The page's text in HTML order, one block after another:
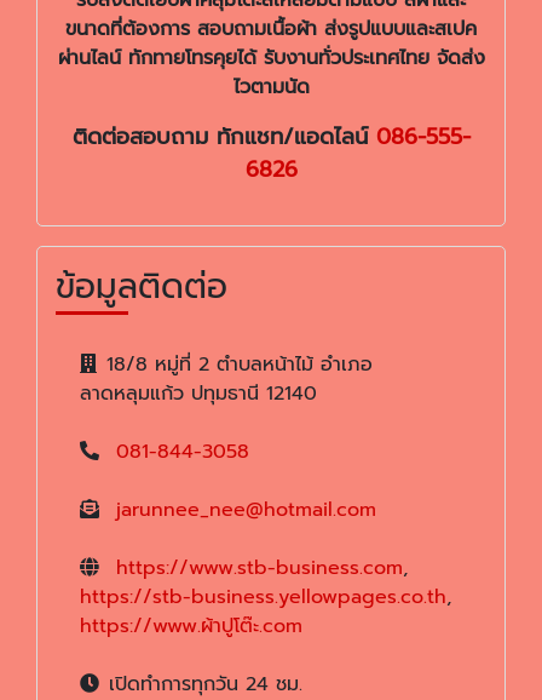
ขนาดที่ต้องการ สอบถามเนื้อผ้า ส่งรูปแบบและสเปค
ผ่านไลน์ ทักทายโทรคุยได้ รับงานทั่วประเทศไทย จัดส่ง
ไวตามนัด
ติดต่อสอบถาม ทักแชท/แอดไลน์ 086-555-
6826
ข้อมูลติดต่อ
18/8 หมู่ที่ 2 ตำบลหน้าไม้ อำเภอ
ลาดหลุมแก้ว ปทุมธานี 12140
081-844-3058
jarunnee_nee@hotmail.com
https://www.stb-business.com,
https://stb-business.yellowpages.co.th,
https://www.ผ้าปูโต๊ะ.com
เปิดทำการทุกวัน 24 ชม.